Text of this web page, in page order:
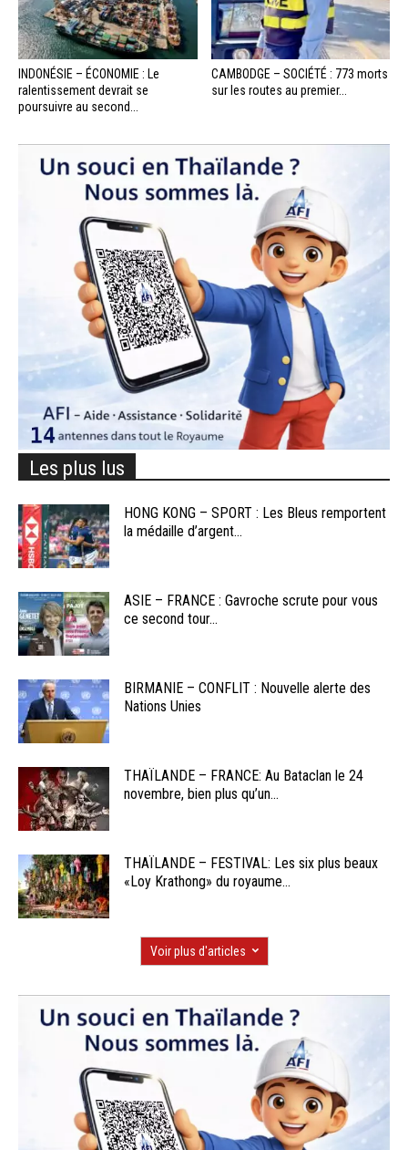
INDONÉSIE – ÉCONOMIE : Le
ralentissement devrait se
poursuivre au second...
CAMBODGE – SOCIÉTÉ : 773 morts
sur les routes au premier...
Les plus lus
HONG KONG – SPORT : Les Bleus remportent
la médaille d’argent...
ASIE – FRANCE : Gavroche scrute pour vous
ce second tour...
BIRMANIE – CONFLIT : Nouvelle alerte des
Nations Unies
THAÏLANDE – FRANCE: Au Bataclan le 24
novembre, bien plus qu’un...
THAÏLANDE – FESTIVAL: Les six plus beaux
«Loy Krathong» du royaume...
Voir plus d'articles